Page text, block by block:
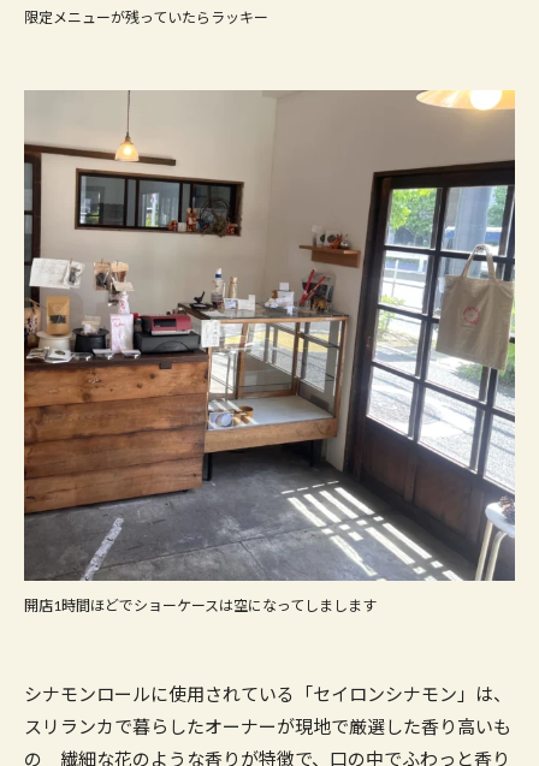
限定メニューが残っていたらラッキー
開店1時間ほどでショーケースは空になってしまします
シナモンロールに使用されている「セイロンシナモン」は、
スリランカで暮らしたオーナーが現地で厳選した香り高いも
の 繊細な花のような香りが特徴で、口の中でふわっと香り